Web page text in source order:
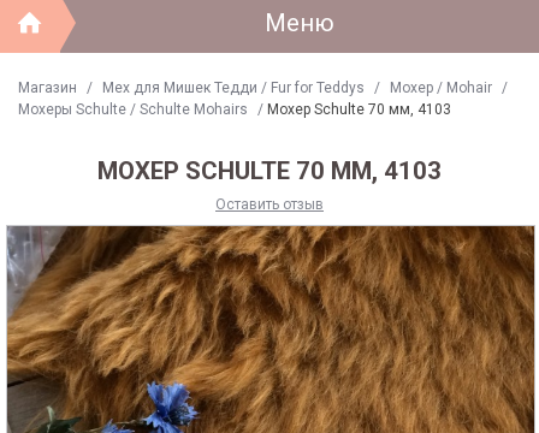
Меню
Магазин / Мех для Мишек Тедди / Fur for Teddys / Моxер / Mohair
/
Мохеры Sсhulte / Schulte Mohairs
/ Мохер Schulte 70 мм, 4103
МОХЕР SCHULTE 70 ММ, 4103
Оставить отзыв